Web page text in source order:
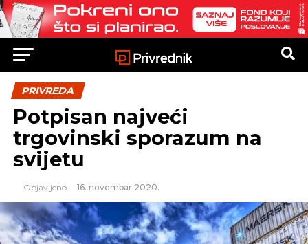
PRIVREDA
Potpisan najveći
trgovinski sporazum na
svijetu
Objavljeno 16. novembar 2020.